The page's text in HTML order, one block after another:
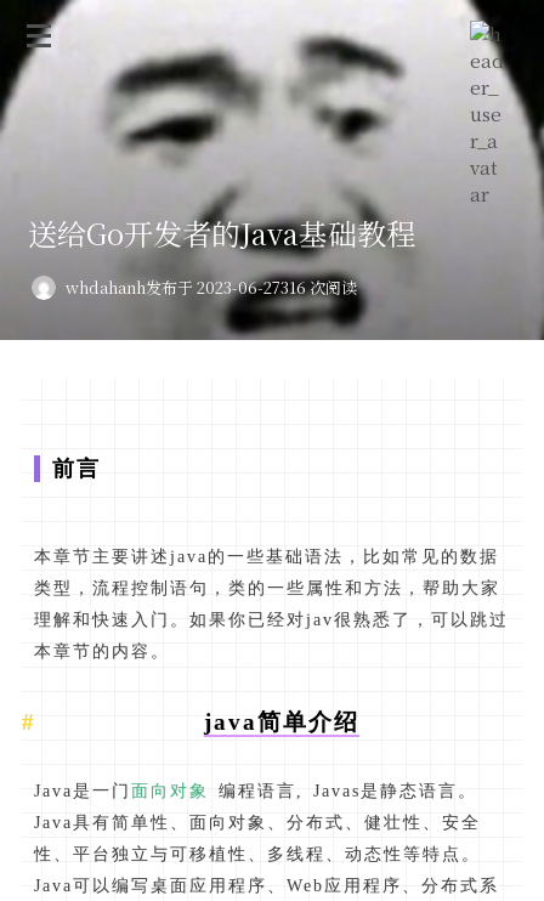
送给Go开发者的Java基础教程
whdahanh发布于 2023-06-27316 次阅读
前言
本章节主要讲述java的一些基础语法，比如常见的数据
类型，流程控制语句，类的一些属性和方法，帮助大家
理解和快速入门。如果你已经对jav很熟悉了，可以跳过
本章节的内容。
java简单介绍
Java是一门 面向对象
编程语言, Javas是静态语言。
Java具有简单性、面向对象、分布式、健壮性、安全
性、平台独立与可移植性、多线程、动态性等特点。
Java可以编写桌面应用程序、Web应用程序、分布式系